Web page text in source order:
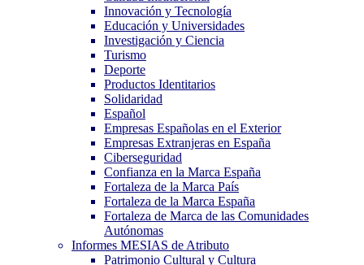
Innovación y Tecnología
Educación y Universidades
Investigación y Ciencia
Turismo
Deporte
Productos Identitarios
Solidaridad
Español
Empresas Españolas en el Exterior
Empresas Extranjeras en España
Ciberseguridad
Confianza en la Marca España
Fortaleza de la Marca País
Fortaleza de la Marca España
Fortaleza de Marca de las Comunidades
Autónomas
Informes MESIAS de Atributo
Patrimonio Cultural y Cultura